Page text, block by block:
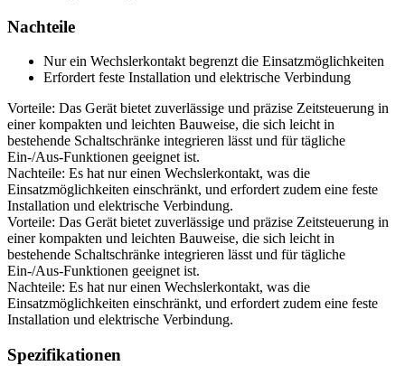
Nachteile
Nur ein Wechslerkontakt begrenzt die Einsatzmöglichkeiten
Erfordert feste Installation und elektrische Verbindung
Vorteile: Das Gerät bietet zuverlässige und präzise Zeitsteuerung in
einer kompakten und leichten Bauweise, die sich leicht in
bestehende Schaltschränke integrieren lässt und für tägliche
Ein-/Aus-Funktionen geeignet ist.
Nachteile: Es hat nur einen Wechslerkontakt, was die
Einsatzmöglichkeiten einschränkt, und erfordert zudem eine feste
Installation und elektrische Verbindung.
Vorteile: Das Gerät bietet zuverlässige und präzise Zeitsteuerung in
einer kompakten und leichten Bauweise, die sich leicht in
bestehende Schaltschränke integrieren lässt und für tägliche
Ein-/Aus-Funktionen geeignet ist.
Nachteile: Es hat nur einen Wechslerkontakt, was die
Einsatzmöglichkeiten einschränkt, und erfordert zudem eine feste
Installation und elektrische Verbindung.
Spezifikationen